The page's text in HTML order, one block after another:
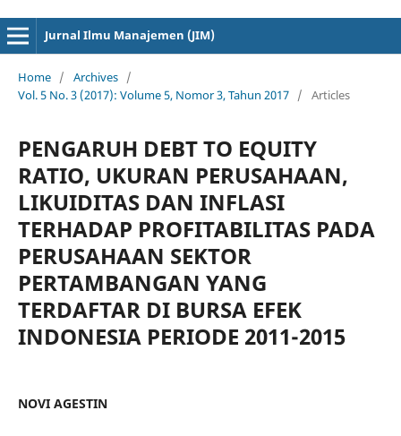
Jurnal Ilmu Manajemen (JIM)
Home / Archives /
Vol. 5 No. 3 (2017): Volume 5, Nomor 3, Tahun 2017 / Articles
PENGARUH DEBT TO EQUITY
RATIO, UKURAN PERUSAHAAN,
LIKUIDITAS DAN INFLASI
TERHADAP PROFITABILITAS PADA
PERUSAHAAN SEKTOR
PERTAMBANGAN YANG
TERDAFTAR DI BURSA EFEK
INDONESIA PERIODE 2011-2015
NOVI AGESTIN